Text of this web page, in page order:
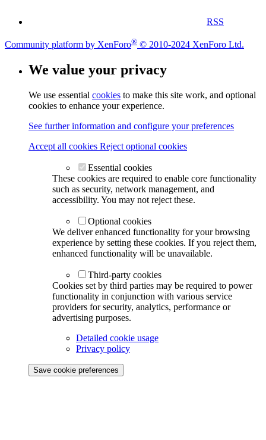
RSS
Community platform by XenForo® © 2010-2024 XenForo Ltd.
We value your privacy
We use essential cookies to make this site work, and optional
cookies to enhance your experience.
See further information and configure your preferences
Accept all cookies Reject optional cookies
Essential cookies
These cookies are required to enable core functionality
such as security, network management, and
accessibility. You may not reject these.
Optional cookies
We deliver enhanced functionality for your browsing
experience by setting these cookies. If you reject them,
enhanced functionality will be unavailable.
Third-party cookies
Cookies set by third parties may be required to power
functionality in conjunction with various service
providers for security, analytics, performance or
advertising purposes.
Detailed cookie usage
Privacy policy
Save cookie preferences